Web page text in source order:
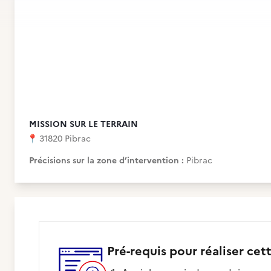
MISSION SUR LE TERRAIN
📍 31820 Pibrac
Précisions sur la zone d’intervention : Pibrac
Pré-requis pour réaliser